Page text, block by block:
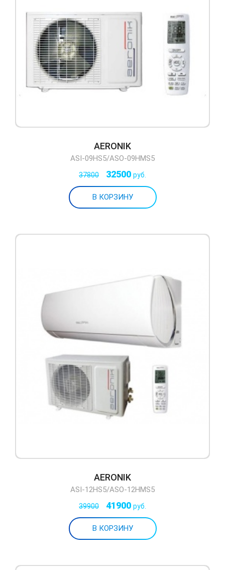
AERONIK
ASI-09HS5/ASO-09HMS5
37800 32500 руб.
AERONIK
ASI-12HS5/ASO-12HMS5
39900 41900 руб.